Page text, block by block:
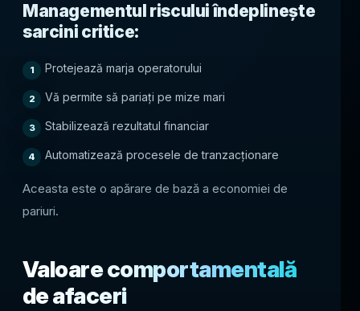
Managementul riscului îndeplinește
sarcini critice:
Protejează marja operatorului
Vă permite să pariați pe mize mari
Stabilizează rezultatul financiar
Automatizează procesele de tranzacționare
Aceasta este o apărare de bază a economiei de
pariuri.
Valoare comportamentală
de afaceri